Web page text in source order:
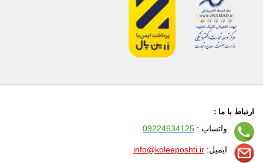
ارتباط با ما :
واتساپ : 09224634125
ایمیل: info@koleeposhti.ir